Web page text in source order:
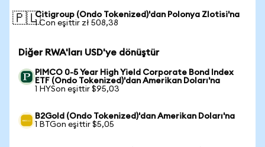
🇵🇱Citigroup (Ondo Tokenized)'dan Polonya Zlotisi'na
1 Con eşittir zł 508,38
Diğer RWA'ları USD'ye dönüştür
PIMCO 0-5 Year High Yield Corporate Bond Index
ETF (Ondo Tokenized)'dan Amerikan Doları'na
1 HYSon eşittir $95,03
B2Gold (Ondo Tokenized)'dan Amerikan Doları'na
1 BTGon eşittir $5,05